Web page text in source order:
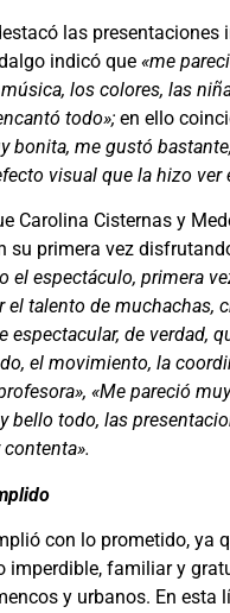
las presentaciones
indicó que «me
los colores, las
todo»; en ello
bonita, me gustó
visual que la hizo ver
Carolina Cisternas y
su primera vez
el espectáculo, primera
el talento de muchachas,
espectacular, de verdad,
el movimiento, la
«Me pareció
bello todo, las
con lo prometido, ya
imperdible, familiar y
y urbanos. En esta